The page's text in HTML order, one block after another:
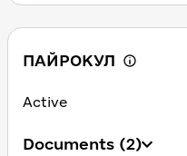
ПАЙРОКУЛ
Active
Documents (2)